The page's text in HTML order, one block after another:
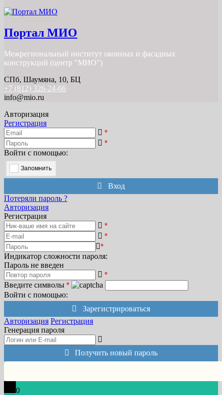
Портал МИО
Межрегиональный институт оконных и фасадных
конструкций (центр "МИО")
СПб, Шаумяна, 10, БЦ
+7 (812) 326-24-66
info@mio.ru
Авторизация
Регистрация
*
*
Войти с помощью:
Запомнить
Вход
Потеряли пароль ?
Авторизация
Регистрация
*
*
*
Индикатор сложности пароля:
Пароль не введен
*
Введите символы *
Войти с помощью:
Зарегистрироваться
Авторизация Регистрация
Генерация пароля
Получить новый пароль
0